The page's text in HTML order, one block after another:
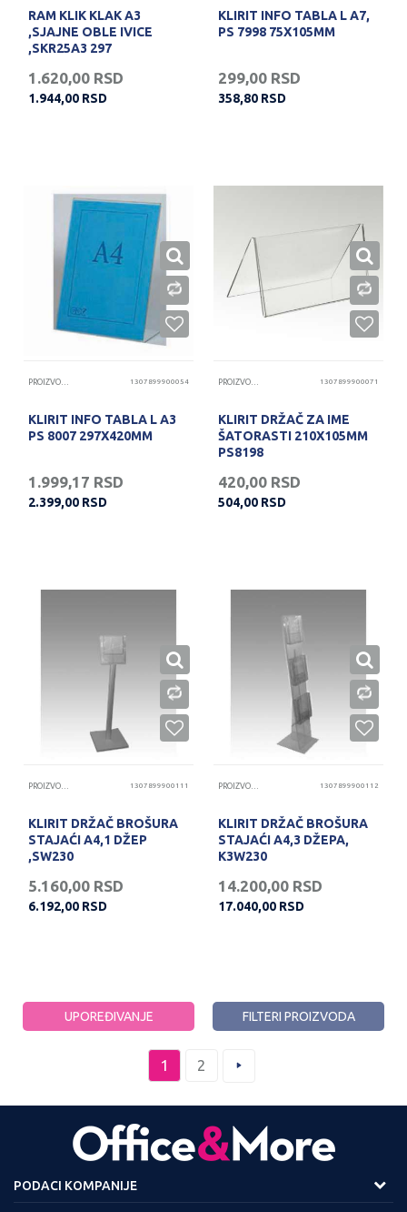
RAM KLIK KLAK A3
,SJAJNE OBLE IVICE
,SKR25A3 297
1.620,00 RSD
1.944,00 RSD
KLIRIT INFO TABLA L A7,
PS 7998 75X105MM
299,00 RSD
358,80 RSD
PROIZVODI OD KLIRITA 1307899900054
KLIRIT INFO TABLA L A3
PS 8007 297X420MM
1.999,17 RSD
2.399,00 RSD
PROIZVODI OD KLIRITA 1307899900071
KLIRIT DRŽAČ ZA IME
ŠATORASTI 210X105MM
PS8198
420,00 RSD
504,00 RSD
PROIZVODI OD KLIRITA 1307899900111
KLIRIT DRŽAČ BROŠURA
STAJAĆI A4,1 DŽEP
,SW230
5.160,00 RSD
6.192,00 RSD
PROIZVODI OD KLIRITA 1307899900112
KLIRIT DRŽAČ BROŠURA
STAJAĆI A4,3 DŽEPA,
K3W230
14.200,00 RSD
17.040,00 RSD
UPOREĐIVANJE FILTERI PROIZVODA
1 2
PODACI KOMPANIJE